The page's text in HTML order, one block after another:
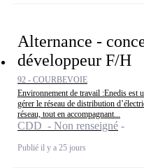
Alternance -
développeur F/H
92 - COURBEVOIE
Environnement de travail :Enedis est
gérer le réseau de distribution
réseau, tout en accompagnant...
CDD - Non renseigné
Publié il y a 25 jours